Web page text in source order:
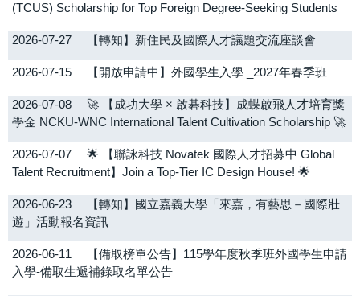
OIA eNews
院系所及教職員
轉知公告
(TCUS) Scholarship for Top Foreign Degree-Seeking Students
2026-07-27 【轉知】新住民及國際人才議題交流座談會
2026-07-15 【開放申請中】外國學生入學 _2027年春季班
2026-07-08
🚀 【成功大學 × 啟碁科技】成蝶啟飛人才培育獎
學金 NCKU-WNC International Talent Cultivation Scholarship 🚀
2026-07-07
🌟 【聯詠科技 Novatek 國際人才招募中 Global
Talent Recruitment】Join a Top-Tier IC Design House! 🌟
2026-06-23
【轉知】國立嘉義大學「來嘉，有藝思－國際壯
遊」活動報名資訊
2026-06-11
【備取榜單公告】115學年度秋季班外國學生申請
入學-備取生遞補錄取名單公告